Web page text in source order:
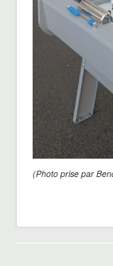
(Photo prise par